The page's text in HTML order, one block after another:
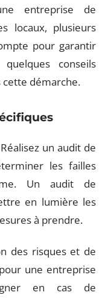
entreprise de
locaux, plusieurs
pour garantir
conseils
cette démarche.
un audit de
les failles
Un audit de
en lumière les
à prendre.
des risques et de
une entreprise
en cas de